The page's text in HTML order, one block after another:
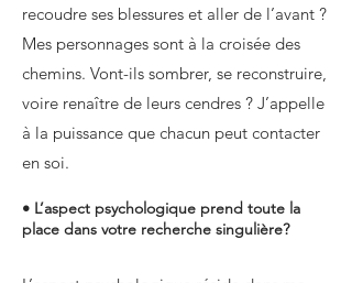
recoudre ses blessures et aller de l’avant ?
Mes personnages sont à la croisée des
chemins. Vont-ils sombrer, se reconstruire,
voire renaître de leurs cendres ? J’appelle
à la puissance que chacun peut contacter
en soi.
• L’aspect psychologique prend toute la
place dans votre recherche singulière?